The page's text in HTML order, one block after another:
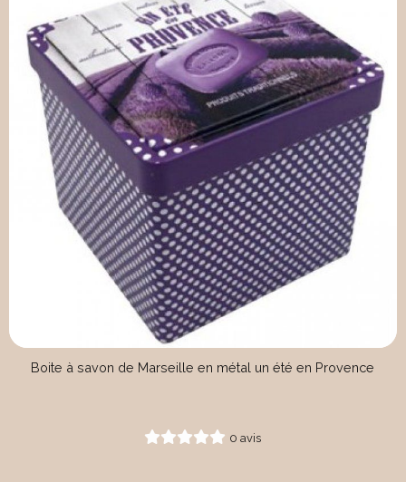
Boite à savon de Marseille en métal un été en Provence
0 avis